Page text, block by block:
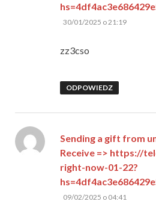
pisze:
30/01/2025 o 21:19
zz3cso
ODPOWIEDZ
Sending a gift from
Receive => https://
right-now-01-22?
pisze:
09/02/2025 o 04:41